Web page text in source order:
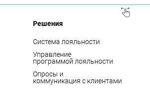
Решения
Система лояльности
Управление
программой лояльности
Опросы и
коммуникация с клиентами